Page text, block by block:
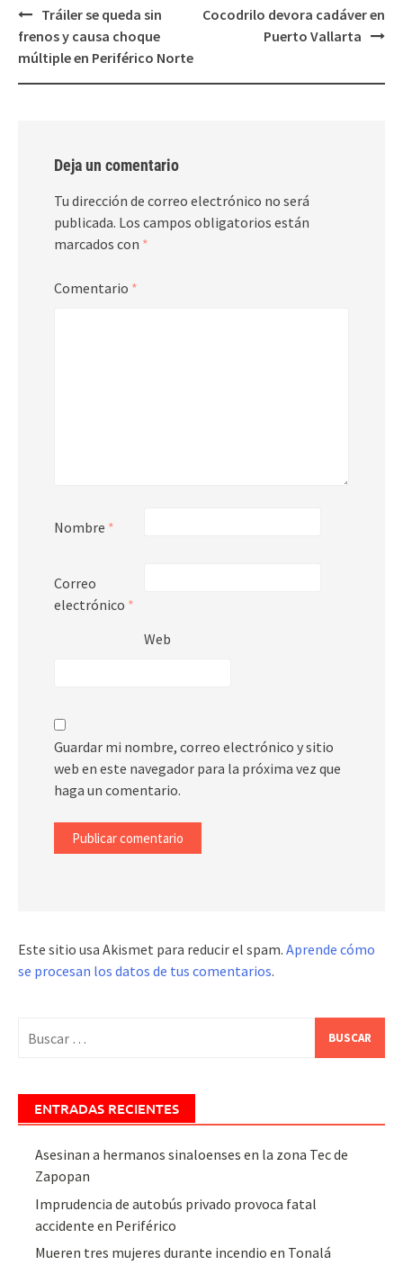
Post
navigation
Tráiler se queda sin
frenos y causa choque
múltiple en Periférico Norte
Cocodrilo devora cadáver en
Puerto Vallarta
Deja un comentario
Tu dirección de correo electrónico no será
publicada. Los campos obligatorios están
marcados con *
Comentario *
Nombre *
Correo
electrónico *
Web
Guardar mi nombre, correo electrónico y sitio
web en este navegador para la próxima vez que
haga un comentario.
Este sitio usa Akismet para reducir el spam. Aprende cómo
se procesan los datos de tus comentarios.
ENTRADAS RECIENTES
Asesinan a hermanos sinaloenses en la zona Tec de
Zapopan
Imprudencia de autobús privado provoca fatal
accidente en Periférico
Mueren tres mujeres durante incendio en Tonalá